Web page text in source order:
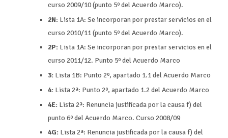
curso 2009/10 (punto 5º del Acuerdo Marco).
2N: Lista 1A: Se incorporan por prestar servicios en el
curso 2010/11 (punto 5º del Acuerdo Marco).
2P: Lista 1A: Se incorporan por prestar servicios en el
curso 2011/12. Punto 5º del Acuerdo Marco
3: Lista 1B: Punto 2º, apartado 1.1 del Acuerdo Marco
4: Lista 2ª: Punto 2º, apartado 1.2 del Acuerdo Marco
4E: Lista 2ª: Renuncia justificada por la causa f) del
punto 6º del Acuerdo Marco. Curso 2008/09
4G: Lista 2ª: Renuncia justificada por la causa f) del